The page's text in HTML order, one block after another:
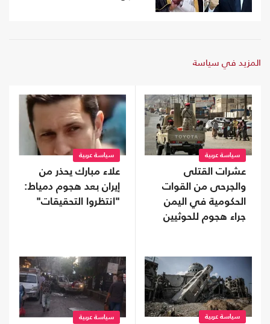
المزيد في سياسة
سياسة عربية
عشرات القتلى
والجرحى من القوات
الحكومية في اليمن
جراء هجوم للحوثيين
سياسة عربية
علاء مبارك يحذر من
إيران بعد هجوم دمياط:
"انتظروا التحقيقات"
سياسة عربية سياسة عربية